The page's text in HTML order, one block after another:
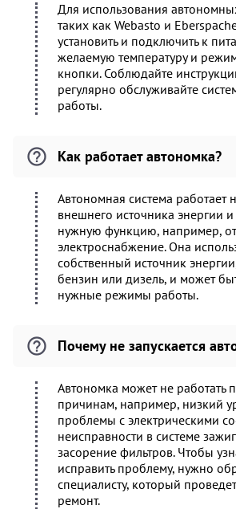
Для использования
таких как Webasto и
установить и подключить к
желаемую температуру и
кнопки. Соблюдайте
регулярно обслуживайте
работы.
Как работает автономка?
Автономная система работает
внешнего источника энергии
нужную функцию, например,
электроснабжение. Она
собственный источник
бензин или дизель, и может
нужные режимы работы.
Почему не запускается
Автономка может не работать
причинам, например, низкий
проблемы с электрическими
неисправности в системе
засорение фильтров. Чтобы
исправить проблему, нужно
специалисту, который
ремонт.